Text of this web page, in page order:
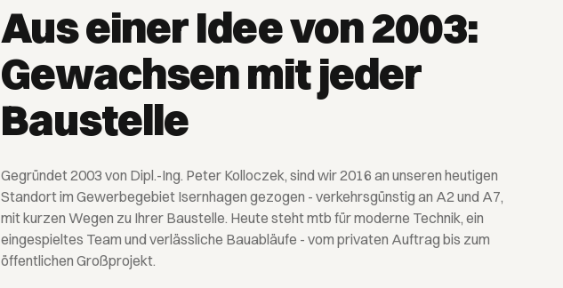
Aus einer Idee von 2003:
Gewachsen mit jeder
Baustelle
Gegründet 2003 von Dipl.-Ing. Peter Kolloczek, sind wir 2016 an unseren heutigen
Standort im Gewerbegebiet Isernhagen gezogen - verkehrsgünstig an A2 und A7,
mit kurzen Wegen zu Ihrer Baustelle. Heute steht mtb für moderne Technik, ein
eingespieltes Team und verlässliche Bauabläufe - vom privaten Auftrag bis zum
öffentlichen Großprojekt.